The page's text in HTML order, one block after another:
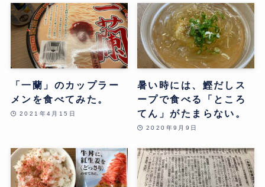
「一蘭」のカップラー
メンを食べてみた。
2021年4月15日
暑い時には、鰹だしス
ープで食べる「ところ
てん」がたまらない。
2020年9月9日